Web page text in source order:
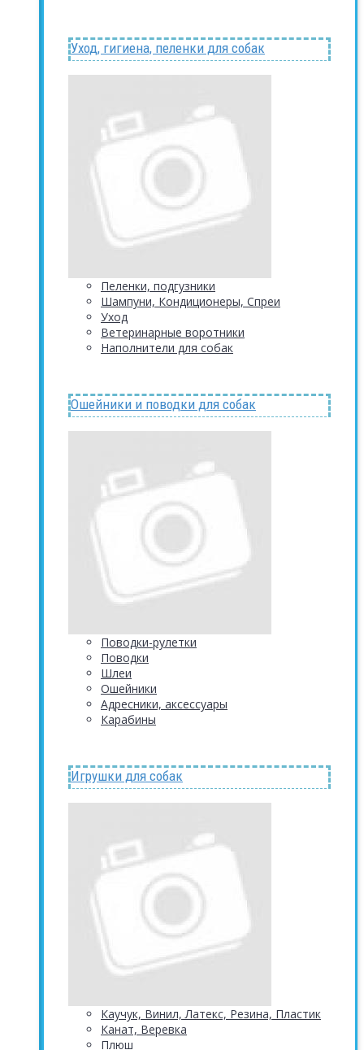
Уход, гигиена, пеленки для собак
Пеленки, подгузники
Шампуни, Кондиционеры, Спреи
Уход
Ветеринарные воротники
Наполнители для собак
Ошейники и поводки для собак
Поводки-рулетки
Поводки
Шлеи
Ошейники
Адресники, аксессуары
Карабины
Игрушки для собак
Каучук, Винил, Латекс, Резина, Пластик
Канат, Веревка
Плюш